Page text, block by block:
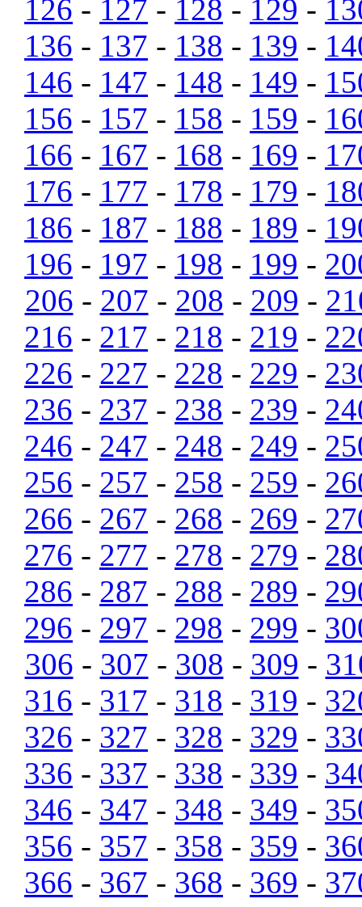
126 - 127 - 128 - 129 -
136 - 137 - 138 - 139 -
146 - 147 - 148 - 149 -
156 - 157 - 158 - 159 -
166 - 167 - 168 - 169 -
176 - 177 - 178 - 179 -
186 - 187 - 188 - 189 -
196 - 197 - 198 - 199 -
206 - 207 - 208 - 209 -
216 - 217 - 218 - 219 -
226 - 227 - 228 - 229 -
236 - 237 - 238 - 239 -
246 - 247 - 248 - 249 -
256 - 257 - 258 - 259 -
266 - 267 - 268 - 269 -
276 - 277 - 278 - 279 -
286 - 287 - 288 - 289 -
296 - 297 - 298 - 299 -
306 - 307 - 308 - 309 -
316 - 317 - 318 - 319 -
326 - 327 - 328 - 329 -
336 - 337 - 338 - 339 -
346 - 347 - 348 - 349 -
356 - 357 - 358 - 359 -
366 - 367 - 368 - 369 -